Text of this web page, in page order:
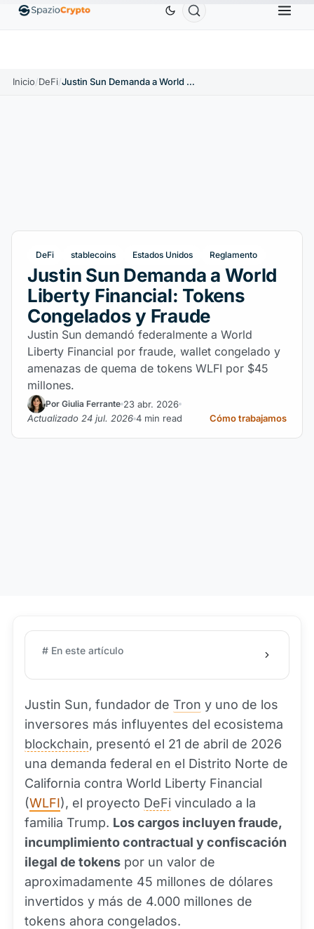
EthereumETH1880,58 US$ TetherUSDT 0,9991 US$ BNBBNB
Inicio/DeFi/ Justin Sun Demanda a World Liberty Financial: Tokens Congelados y Fraude
DeFi stablecoins Estados Unidos Reglamento
Justin Sun Demanda a World
Liberty Financial: Tokens
Congelados y Fraude
Justin Sun demandó federalmente a World
Liberty Financial por fraude, wallet congelado y
amenazas de quema de tokens WLFI por $45
millones.
Por Giulia Ferrante 23 abr. 2026
Actualizado 24 jul. 2026 4 min read Cómo trabajamos
# En este artículo
Justin Sun, fundador de Tron y uno de los
inversores más influyentes del ecosistema
blockchain, presentó el 21 de abril de 2026
una demanda federal en el Distrito Norte de
California contra World Liberty Financial
(WLFI), el proyecto DeFi vinculado a la
familia Trump. Los cargos incluyen fraude,
incumplimiento contractual y confiscación
ilegal de tokens por un valor de
aproximadamente 45 millones de dólares
invertidos y más de 4.000 millones de
tokens ahora congelados.